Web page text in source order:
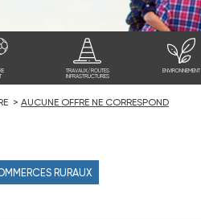
TRAVAUX/ROUTES
INFRASTRUCTURES
ENVIRONNEMENT
AUCUNE OFFRE NE CORRESPOND
RURAUX